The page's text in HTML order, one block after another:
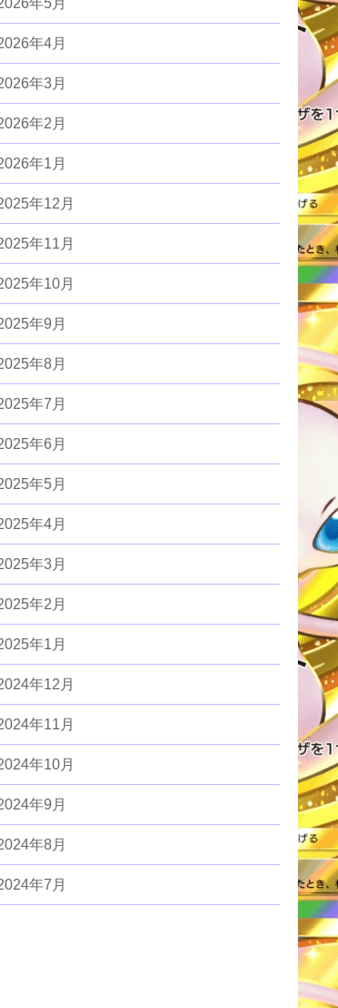
年4月
年3月
年2月
年1月
年12月
年11月
年10月
年9月
年8月
年7月
年6月
年5月
年4月
年3月
年2月
年1月
年12月
年11月
年10月
年9月
年8月
年7月